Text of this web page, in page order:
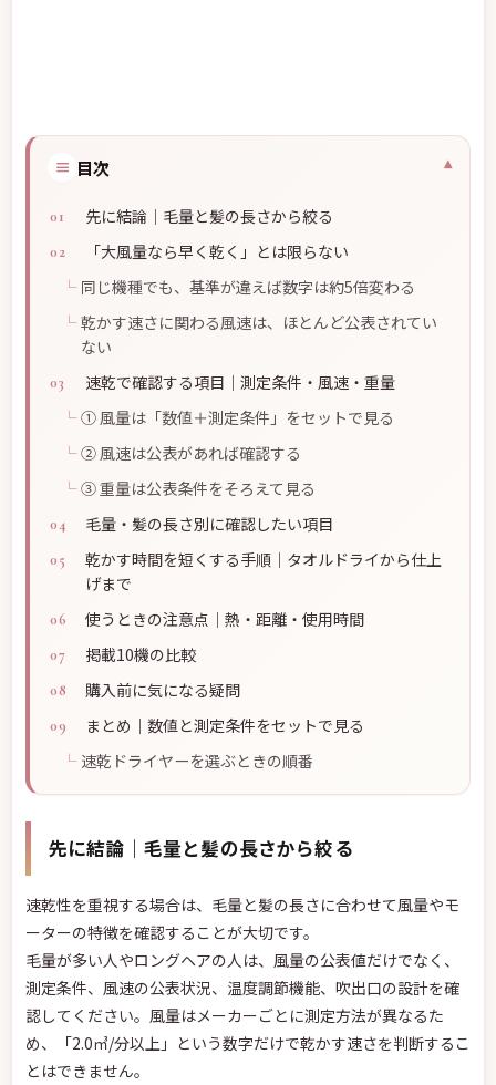
≡ 目次
先に結論｜毛量と髪の長さから絞る
「大風量なら早く乾く」とは限らない
同じ機種でも、基準が違えば数字は約5倍変わる
乾かす速さに関わる風速は、ほとんど公表されてい
ない
速乾で確認する項目｜測定条件・風速・重量
① 風量は「数値＋測定条件」をセットで見る
② 風速は公表があれば確認する
③ 重量は公表条件をそろえて見る
毛量・髪の長さ別に確認したい項目
乾かす時間を短くする手順｜タオルドライから仕上
げまで
使うときの注意点｜熱・距離・使用時間
掲載10機の比較
購入前に気になる疑問
まとめ｜数値と測定条件をセットで見る
速乾ドライヤーを選ぶときの順番
先に結論｜毛量と髪の長さから絞る
速乾性を重視する場合は、毛量と髪の長さに合わせて風量やモ
ーターの特徴を確認することが大切です。
毛量が多い人やロングヘアの人は、風量の公表値だけでなく、
測定条件、風速の公表状況、温度調節機能、吹出口の設計を確
認してください。風量はメーカーごとに測定方法が異なるた
め、「2.0㎥/分以上」という数字だけで乾かす速さを判断するこ
とはできません。